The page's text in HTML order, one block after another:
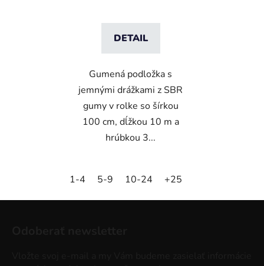
DETAIL
Gumená podložka s
jemnými drážkami z SBR
gumy v rolke so šírkou
100 cm, dĺžkou 10 m a
hrúbkou 3...
1-4 5-9 10-24 +25